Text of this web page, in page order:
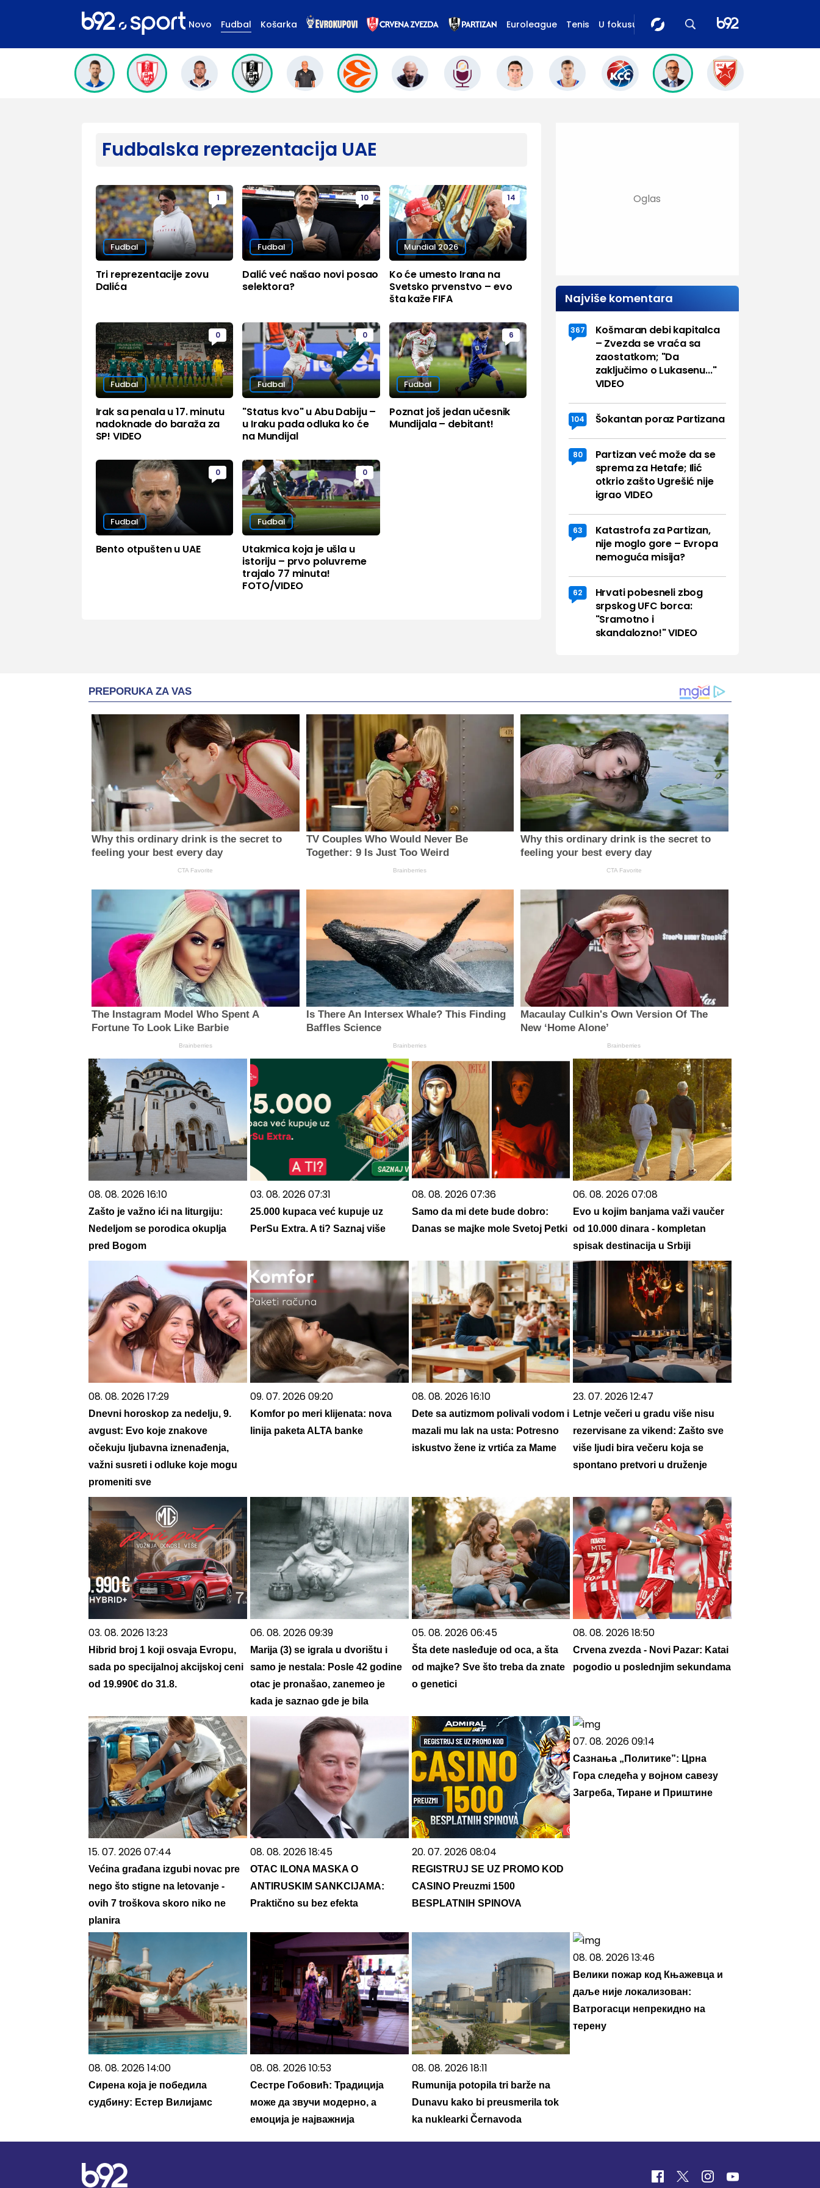
Novo Fudbal Košarka Euroleague Tenis U fokusu
Fudbalska reprezentacija UAE
1
Fudbal
Tri reprezentacije zovu
Dalića
10
Fudbal
Dalić već našao novi posao
selektora?
14
Mundial 2026
Ko će umesto Irana na
Svetsko prvenstvo – evo
šta kaže FIFA
0
Fudbal
Irak sa penala u 17. minutu
nadoknade do baraža za
SP! VIDEO
0
Fudbal
"Status kvo" u Abu Dabiju –
u Iraku pada odluka ko će
na Mundijal
6
Fudbal
Poznat još jedan učesnik
Mundijala – debitant!
0
Fudbal
Bento otpušten u UAE
0
Fudbal
Utakmica koja je ušla u
istoriju – prvo poluvreme
trajalo 77 minuta!
FOTO/VIDEO
Najviše komentara
367
Košmaran debi kapitalca
– Zvezda se vraća sa
zaostatkom; "Da
zaključimo o Lukasenu..."
VIDEO
104 Šokantan poraz Partizana
80
Partizan već može da se
sprema za Hetafe; Ilić
otkrio zašto Ugrešić nije
igrao VIDEO
63
Katastrofa za Partizan,
nije moglo gore – Evropa
nemoguća misija?
62
Hrvati pobesneli zbog
srpskog UFC borca:
"Sramotno i
skandalozno!" VIDEO
PREPORUKA ZA VAS
Why this ordinary drink is the secret to
feeling your best every day
CTA Favorite
TV Couples Who Would Never Be
Together: 9 Is Just Too Weird
Brainberries
Why this ordinary drink is the secret to
feeling your best every day
CTA Favorite
The Instagram Model Who Spent A
Fortune To Look Like Barbie
Brainberries
Is There An Intersex Whale? This Finding
Baffles Science
Brainberries
Macaulay Culkin's Own Version Of The
New ‘Home Alone’
Brainberries
08. 08. 2026 16:10
Zašto je važno ići na liturgiju:
Nedeljom se porodica okuplja
pred Bogom
03. 08. 2026 07:31
25.000 kupaca već kupuje uz
PerSu Extra. A ti? Saznaj više
08. 08. 2026 07:36
Samo da mi dete bude dobro:
Danas se majke mole Svetoj Petki
06. 08. 2026 07:08
Evo u kojim banjama važi vaučer
od 10.000 dinara - kompletan
spisak destinacija u Srbiji
08. 08. 2026 17:29
Dnevni horoskop za nedelju, 9.
avgust: Evo koje znakove
očekuju ljubavna iznenađenja,
važni susreti i odluke koje mogu
promeniti sve
09. 07. 2026 09:20
Komfor po meri klijenata: nova
linija paketa ALTA banke
08. 08. 2026 16:10
Dete sa autizmom polivali vodom i
mazali mu lak na usta: Potresno
iskustvo žene iz vrtića za Mame
23. 07. 2026 12:47
Letnje večeri u gradu više nisu
rezervisane za vikend: Zašto sve
više ljudi bira večeru koja se
spontano pretvori u druženje
03. 08. 2026 13:23
Hibrid broj 1 koji osvaja Evropu,
sada po specijalnoj akcijskoj ceni
od 19.990€ do 31.8.
06. 08. 2026 09:39
Marija (3) se igrala u dvorištu i
samo je nestala: Posle 42 godine
otac je pronašao, zanemeo je
kada je saznao gde je bila
05. 08. 2026 06:45
Šta dete nasleđuje od oca, a šta
od majke? Sve što treba da znate
o genetici
08. 08. 2026 18:50
Crvena zvezda - Novi Pazar: Katai
pogodio u poslednjim sekundama
15. 07. 2026 07:44
Većina građana izgubi novac pre
nego što stigne na letovanje -
ovih 7 troškova skoro niko ne
planira
08. 08. 2026 18:45
OTAC ILONA MASKA O
ANTIRUSKIM SANKCIJAMA:
Praktično su bez efekta
20. 07. 2026 08:04
REGISTRUJ SE UZ PROMO KOD
CASINO Preuzmi 1500
BESPLATNIH SPINOVA
07. 08. 2026 09:14
Сазнања „Политике”: Црна
Гора следећа у војном савезу
Загреба, Тиране и Приштине
08. 08. 2026 14:00
Сирена која је победила
судбину: Естер Вилијамс
08. 08. 2026 10:53
Сестре Гобовић: Традиција
може да звучи модерно, а
емоција је најважнија
08. 08. 2026 18:11
Rumunija potopila tri barže na
Dunavu kako bi preusmerila tok
ka nuklearki Černavoda
08. 08. 2026 13:46
Велики пожар код Књажевца и
даље није локализован:
Ватрогасци непрекидно на
терену